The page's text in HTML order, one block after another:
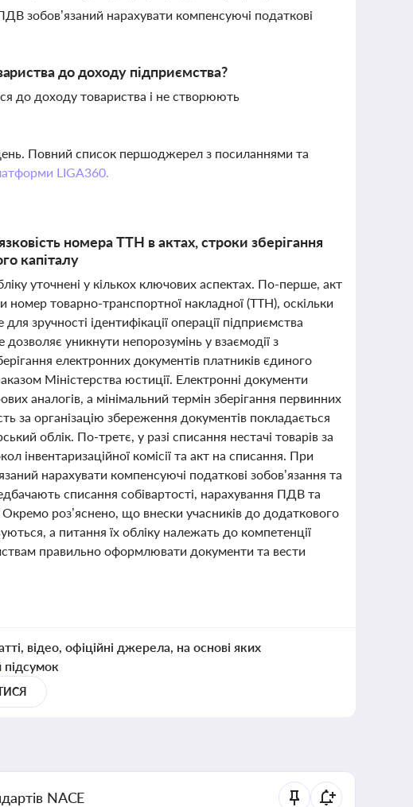
зобов’язаний нарахувати компенсуючі податкові
до доходу підприємства?
до доходу товариства і не створюють
Повний список першоджерел з посиланнями та
LIGA360.
номера ТТН в актах, строки зберігання
капіталу
уточнені у кількох ключових аспектах. По-перше, акт
номер товарно-транспортної накладної (ТТН), оскільки
зручності ідентифікації операції підприємства
уникнути непорозумінь у взаємодії з
електронних документів платників єдиного
Міністерства юстиції. Електронні документи
аналогів, а мінімальний термін зберігання первинних
за організацію збереження документів покладається
облік. По-третє, у разі списання нестачі товарів за
інвентаризаційної комісії та акт на списання. При
нарахувати компенсуючі податкові зобов’язання та
списання собівартості, нарахування ПДВ та
роз’яснено, що внески учасників до додаткового
а питання їх обліку належать до компетенції
правильно оформлювати документи та вести
відео, офіційні джерела, на основі яких
NACE